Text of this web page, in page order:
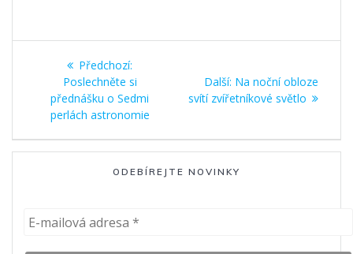
Navigace
pro
příspěvek
Předchozí:
příspěvek:
Poslechněte si
přednášku o Sedmi
perlách astronomie
Další: Další
příspěvek:
Na noční obloze
svítí zvířetníkové světlo
ODEBÍREJTE NOVINKY